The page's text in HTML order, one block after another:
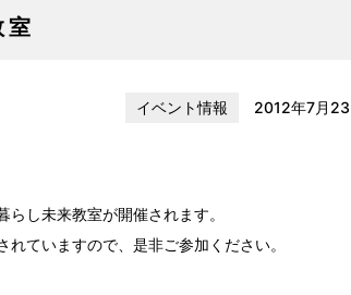
室
イベント情報 2012年7月23
し未来教室が開催されます。
ていますので、是非ご参加ください。